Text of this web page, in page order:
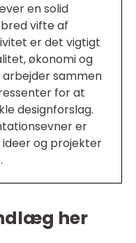
en solid
vifte af
er det vigtigt
økonomi og
sammen
for at
designforslag.
er
og projekter
her